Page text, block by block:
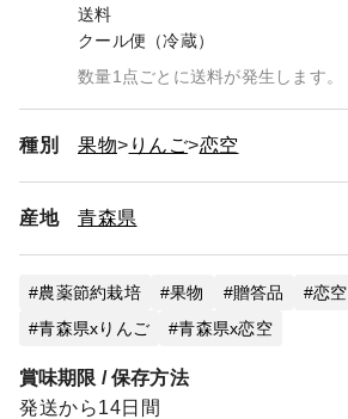
送料
クール便（冷蔵）
数量1点ごとに送料が発生します。
種別 果物 りんご 恋空
産地 青森県
農薬節約栽培 果物 贈答品 恋空
青森県xりんご
青森県x恋空
賞味期限 / 保存方法
発送から14日間